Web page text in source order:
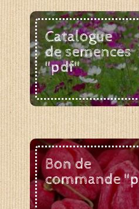
Catalogue
de semences
"pdf"
Bon de
commande